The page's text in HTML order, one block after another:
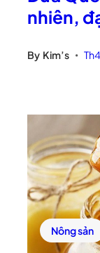
nhiên,
By Kim’s •
Nông sản